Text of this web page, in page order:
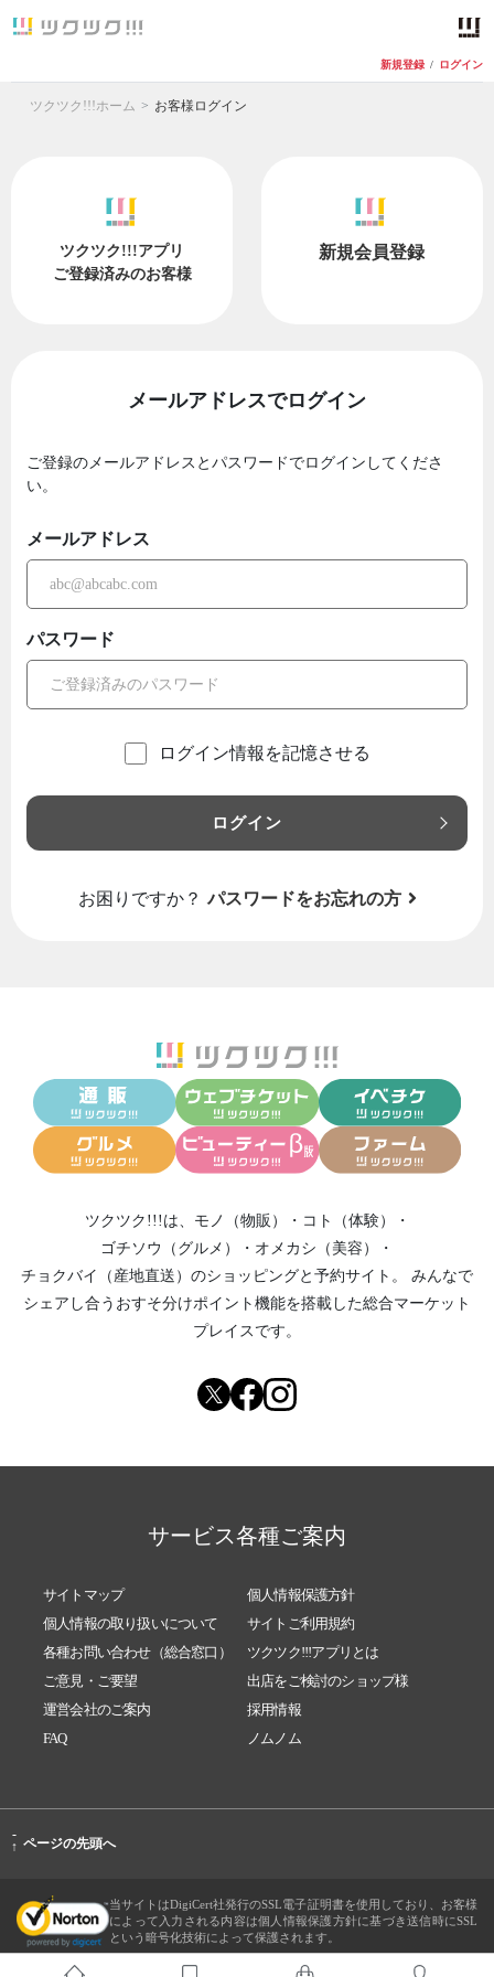
新規登録 / ログイン
ツクツク!!!ホーム お客様ログイン
ツクツク!!!アプリ
ご登録済みのお客様
新規会員登録
メールアドレスでログイン
ご登録のメールアドレスとパスワードでログインしてくださ
い。
メールアドレス
パスワード
ログイン情報を記憶させる
ログイン
お困りですか？ パスワードをお忘れの方
ツクツク!!!は、 モノ（物販） ・ コト（体験）
・
ゴチソウ（グルメ）
・ オメカシ（美容）
・
チョクバイ（産地直送） のショッピングと予約サイト。
みんなで
シェアし合う おすそ分けポイント機能を搭載した総合マーケット
プレイスです。
サービス各種ご案内
サイトマップ
個人情報保護方針
個人情報の取り扱いについて
サイトご利用規約
各種お問い合わせ（総合窓口）
ツクツク!!!アプリとは
ご意見・ご要望
出店をご検討のショップ様
運営会社のご案内
採用情報
FAQ
ノムノム
-
↑ ページの先頭へ
当サイトはDigiCert社発行のSSL電子証明書を使用しており、お客様
によって入力される内容は個人情報保護方針に基づき送信時にSSL
という暗号化技術によって保護されます。